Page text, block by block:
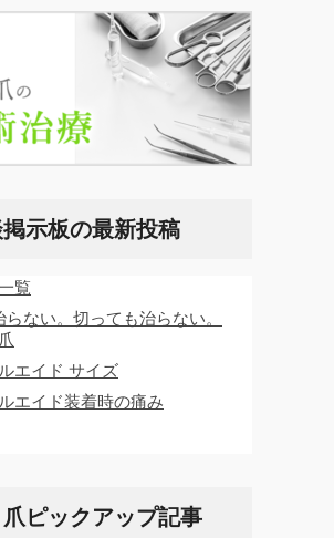
示板の最新投稿
覧
らない。切っても治らない。
エイド サイズ
エイド装着時の痛み
ピックアップ記事